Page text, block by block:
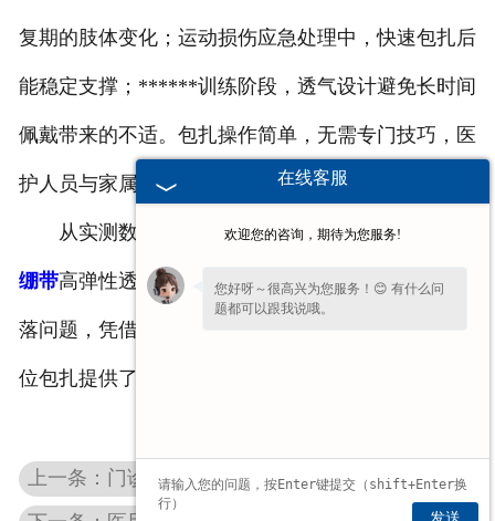
复期的肢体变化；运动损伤应急处理中，快速包扎后
能稳定支撑；******训练阶段，透气设计避免长时间
佩戴带来的不适。包扎操作简单，无需专门技巧，医
护人员与家属均可便捷使用。
从实测数据到场景应用，豫北卫材甘肃医用纱布
绷带高弹性透气款以贴合关节活动的弹性设计解决脱
落问题，凭借合规透气性能提升佩戴体验，为关节部
位包扎提供了可靠选择。
上一条：门诊换药 / 手术止血 / 创面护理│甘肃医用纱布块正确使用方法
在线客服
欢迎您的咨询，期待为您服务!
您好呀～很高兴为您服务！😊 有什么问
题都可以跟我说哦。